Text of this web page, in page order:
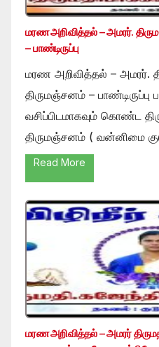
மரண அறிவித்தல் – அமரர்.
– பாண்டிருப்பு
மரண அறிவித்தல் – அமரர்.
திருமஞ்சனம் – பாண்டிருப்பு
வசிப்பிடமாகவும் கொண்ட
திருமஞ்சனம் ( வன்னிமை
Read More
மரண அறிவித்தல் – அமரர்